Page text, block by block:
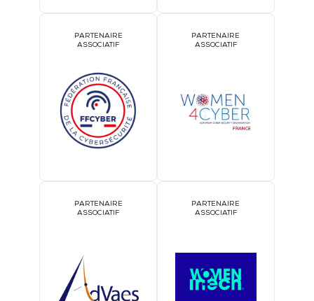
PARTENAIRE
ASSOCIATIF
PARTENAIRE
ASSOCIATIF
PARTENAIRE
ASSOCIATIF
PARTENAIRE
ASSOCIATIF